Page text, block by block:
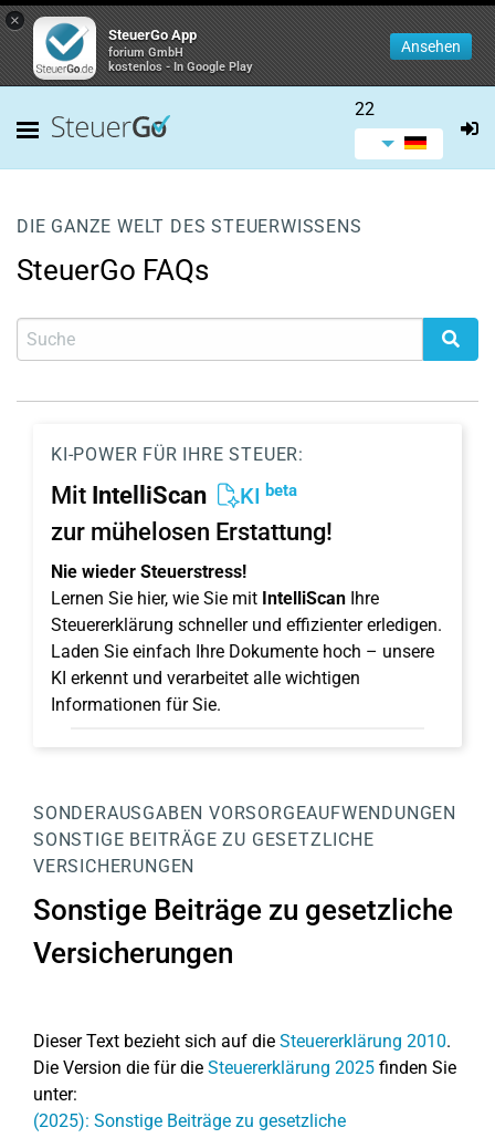
×
SteuerGo App
forium GmbH
kostenlos - In Google Play
Ansehen
22
DIE GANZE WELT DES STEUERWISSENS
SteuerGo FAQs
KI-POWER FÜR IHRE STEUER:
Mit IntelliScan KI beta
zur mühelosen Erstattung!
Nie wieder Steuerstress!
Lernen Sie hier, wie Sie mit IntelliScan Ihre
Steuererklärung schneller und effizienter erledigen.
Laden Sie einfach Ihre Dokumente hoch – unsere
KI erkennt und verarbeitet alle wichtigen
Informationen für Sie.
SONDERAUSGABEN VORSORGEAUFWENDUNGEN
SONSTIGE BEITRÄGE ZU GESETZLICHE
VERSICHERUNGEN
Sonstige Beiträge zu gesetzliche
Versicherungen
Dieser Text bezieht sich auf die Steuererklärung 2010.
Die Version die für die Steuererklärung 2025 finden Sie
unter:
(2025): Sonstige Beiträge zu gesetzliche